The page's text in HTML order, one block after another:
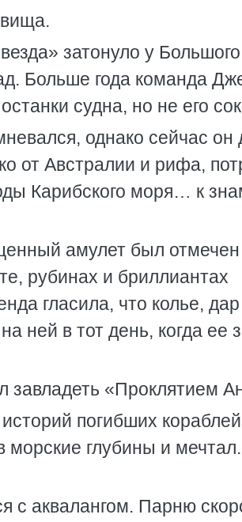
затонуло у Большого
Больше года команда
судна, но не его
однако сейчас он
от Австралии и рифа,
Карибского моря… к
амулет был отмечен
рубинах и бриллиантах
гласила, что колье,
ней в тот день, когда ее
«Проклятием
погибших
морские глубины и
с аквалангом. Парню